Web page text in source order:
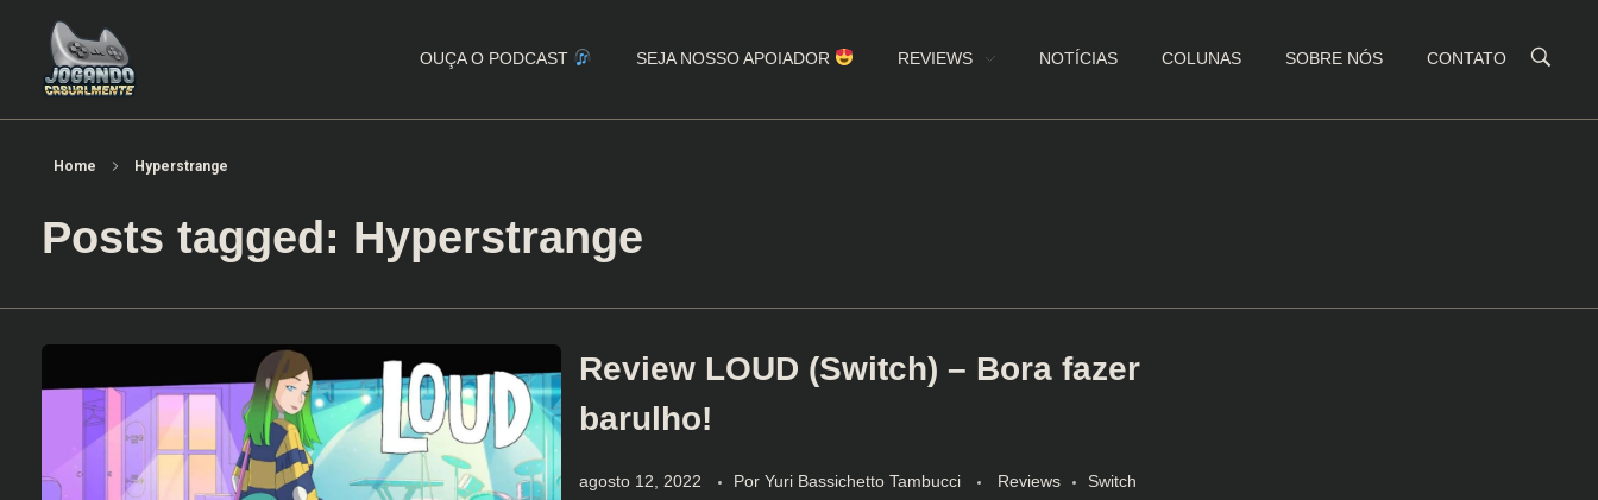
OUÇA O PODCAST SEJA NOSSO APOIADOR REVIEWS NOTÍCIAS COLUNAS SOBRE NÓS CONTATO
Home Hyperstrange
Posts tagged: Hyperstrange
Review LOUD (Switch) – Bora fazer
barulho!
agosto 12, 2022 Por Yuri Bassichetto Tambucci Reviews Switch